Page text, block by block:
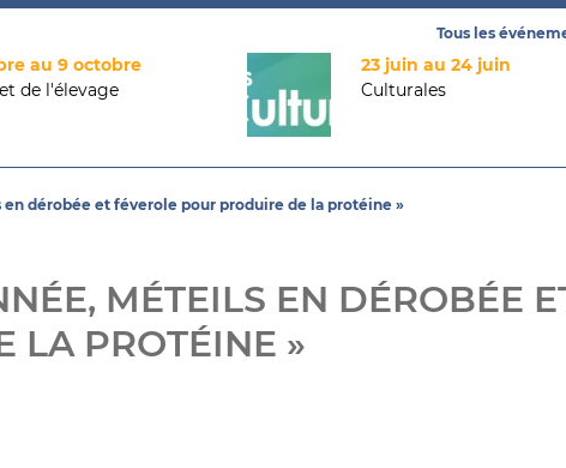
au 9 octobre
de l'élevage
23 juin au 24 juin
Culturales
Tous les
dérobée et féverole pour produire de la protéine »
MÉTEILS EN DÉROBÉE
LA PROTÉINE »